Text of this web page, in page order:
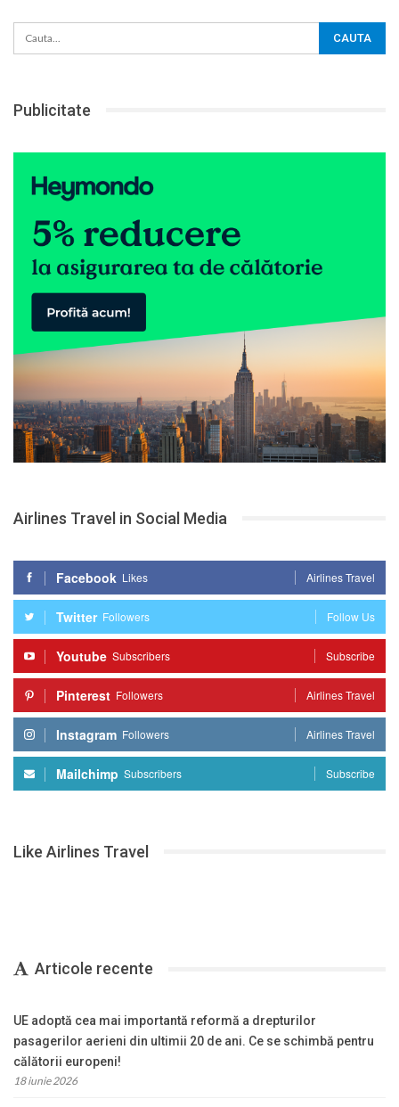
Publicitate
Airlines Travel in Social Media
Facebook Likes Airlines Travel
Twitter Followers Follow Us
Youtube Subscribers Subscribe
Pinterest Followers Airlines Travel
Instagram Followers Airlines Travel
Mailchimp Subscribers Subscribe
Like Airlines Travel
Articole recente
UE adoptă cea mai importantă reformă a drepturilor
pasagerilor aerieni din ultimii 20 de ani. Ce se schimbă pentru
călătorii europeni!
18 iunie 2026